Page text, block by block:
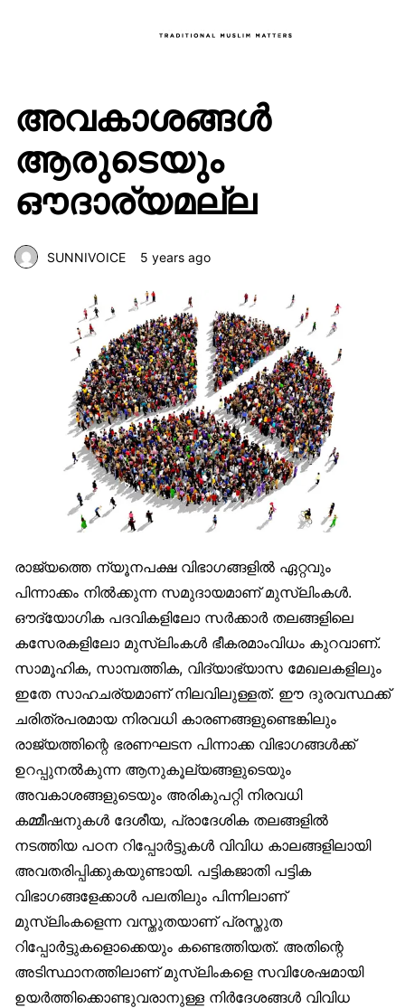
അവകാശങ്ങൾ
ആരുടെയും
ഔദാര്യമല്ല
SUNNIVOICE 5 years ago
രാജ്യത്തെ ന്യൂനപക്ഷ വിഭാഗങ്ങളിൽ ഏറ്റവും
പിന്നാക്കം നിൽക്കുന്ന സമുദായമാണ് മുസ്‌ലിംകൾ.
ഔദ്യോഗിക പദവികളിലോ സർക്കാർ തലങ്ങളിലെ
കസേരകളിലോ മുസ്‌ലിംകൾ ഭീകരമാംവിധം കുറവാണ്.
സാമൂഹിക, സാമ്പത്തിക, വിദ്യാഭ്യാസ മേഖലകളിലും
ഇതേ സാഹചര്യമാണ് നിലവിലുള്ളത്. ഈ ദുരവസ്ഥക്ക്
ചരിത്രപരമായ നിരവധി കാരണങ്ങളുണ്ടെങ്കിലും
രാജ്യത്തിന്റെ ഭരണഘടന പിന്നാക്ക വിഭാഗങ്ങൾക്ക്
ഉറപ്പുനൽകുന്ന ആനുകൂല്യങ്ങളുടെയും
അവകാശങ്ങളുടെയും അരികുപറ്റി നിരവധി
കമ്മീഷനുകൾ ദേശീയ, പ്രാദേശിക തലങ്ങളിൽ
നടത്തിയ പഠന റിപ്പോർട്ടുകൾ വിവിധ കാലങ്ങളിലായി
അവതരിപ്പിക്കുകയുണ്ടായി. പട്ടികജാതി പട്ടിക
വിഭാഗങ്ങളേക്കാൾ പലതിലും പിന്നിലാണ്
മുസ്‌ലിംകളെന്ന വസ്തുതയാണ് പ്രസ്തുത
റിപ്പോർട്ടുകളൊക്കെയും കണ്ടെത്തിയത്. അതിന്റെ
അടിസ്ഥാനത്തിലാണ് മുസ്‌ലിംകളെ സവിശേഷമായി
ഉയർത്തിക്കൊണ്ടുവരാനുള്ള നിർദേശങ്ങൾ വിവിധ